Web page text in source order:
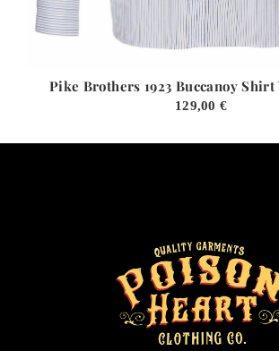
Pike Brothers 1923 Buccanoy Shirt
129,00 €